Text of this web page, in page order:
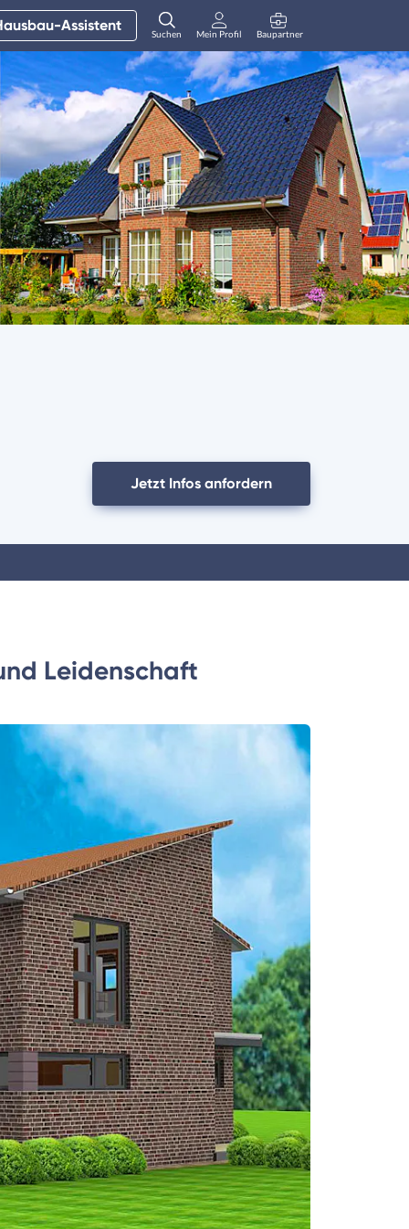
Assistent Suchen Mein Profil
Anmelden
Baupartner
Jetzt Infos anfordern
Leidenschaft